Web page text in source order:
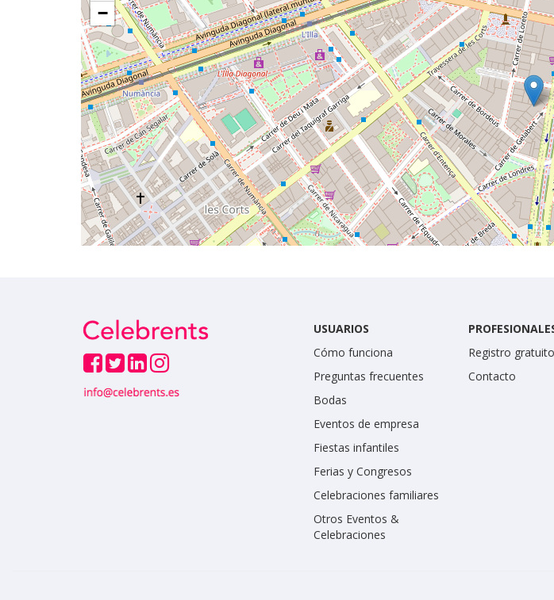
−
USUARIOS
Cómo funciona
Preguntas frecuentes
Bodas
Eventos de empresa
Fiestas infantiles
Ferias y Congresos
Celebraciones familiares
Otros Eventos &
Celebraciones
Registro gratuito
Contacto